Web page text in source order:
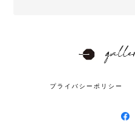
プライバシーポリシー